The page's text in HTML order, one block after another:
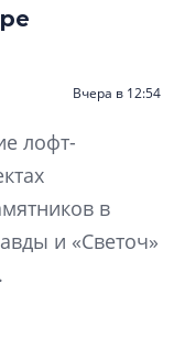
Вчера в 12:54
лофт-
в
и «Светоч»